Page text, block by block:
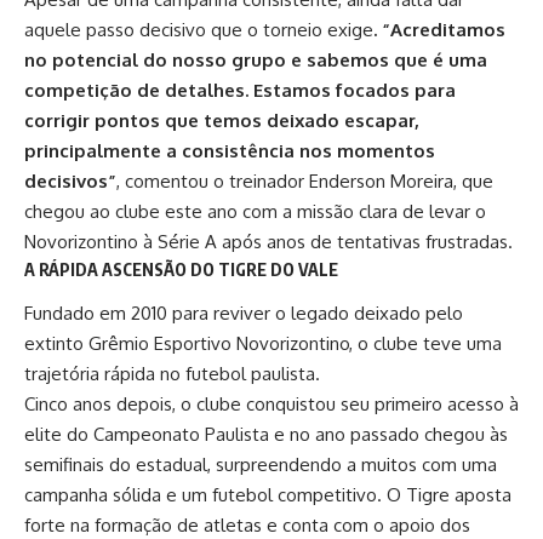
aquele passo decisivo que o torneio exige. “Acreditamos
no potencial do nosso grupo e sabemos que é uma
competição de detalhes. Estamos focados para
corrigir pontos que temos deixado escapar,
principalmente a consistência nos momentos
decisivos”, comentou o treinador Enderson Moreira, que
chegou ao clube este ano com a missão clara de levar o
Novorizontino à Série A após anos de tentativas frustradas.
A RÁPIDA ASCENSÃO DO TIGRE DO VALE
Fundado em 2010 para reviver o legado deixado pelo
extinto Grêmio Esportivo Novorizontino, o clube teve uma
trajetória rápida no futebol paulista.
Cinco anos depois, o clube conquistou seu primeiro acesso à
elite do Campeonato Paulista e no ano passado chegou às
semifinais do estadual, surpreendendo a muitos com uma
campanha sólida e um futebol competitivo. O Tigre aposta
forte na formação de atletas e conta com o apoio dos